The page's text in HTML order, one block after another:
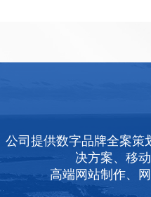
公司提供数字品牌全案策
决方案、移
高端网站制作、